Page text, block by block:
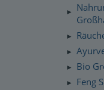
►
►
►
► Bio
► Feng